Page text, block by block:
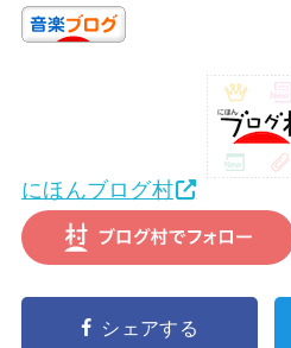
にほんブログ村
シェアする